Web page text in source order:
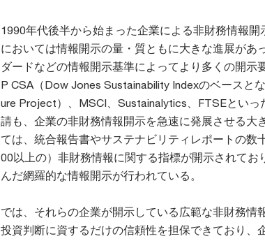
1990年代後半から始まった企業による非財務情報
においては情報開示の量・質ともに大きな進展があ
ダードなどの情報開示基準によってより多くの開示
P CSA（Dow Jones Sustainability Indexのベースと
ure Project）、MSCI、Sustainalytics、FTSEとい
請も、企業の非財務情報開示を急速に発展させる大
ては、統合報告書やサステナビリティレポートの数
00以上の）非財務情報に関する指標が開示されてお
んだ網羅的な情報開示が行われている。
では、それらの企業が開示している広範な非財務情
投資判断に資するだけの信頼性を担保できており、